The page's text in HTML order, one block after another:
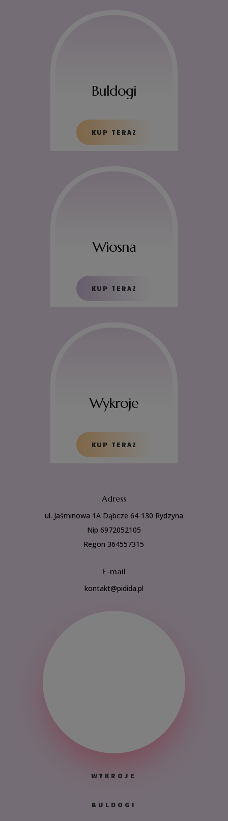
Buldogi
KUP TERAZ
Wiosna
KUP TERAZ
Wykroje
KUP TERAZ
Adress
ul. Jaśminowa 1A Dąbcze 64-130 Rydzyna
Nip 6972052105
Regon 364557315
E-mail
kontakt@pidida.pl
WYKROJE
BULDOGI